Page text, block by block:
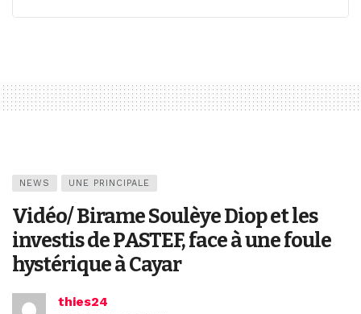
NEWS UNE PRINCIPALE
Vidéo/ Birame Soulèye Diop et les
investis de PASTEF, face à une foule
hystérique à Cayar
thies24